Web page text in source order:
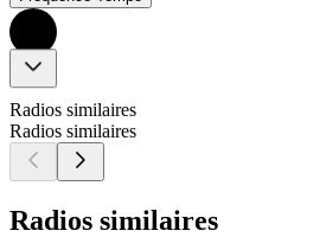
Radios similaires
Radios similaires
Radios similaires